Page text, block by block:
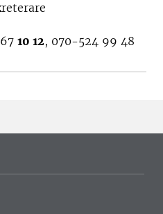
10 12, 070-524 99 48